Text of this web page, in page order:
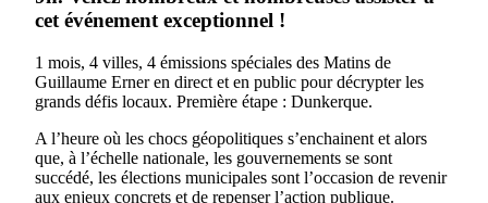
cet événement exceptionnel !
1 mois, 4 villes, 4 émissions spéciales des Matins de
Guillaume Erner en direct et en public pour décrypter les
grands défis locaux. Première étape : Dunkerque.
A l’heure où les chocs géopolitiques s’enchainent et alors
que, à l’échelle nationale, les gouvernements se sont
succédé, les élections municipales sont l’occasion de revenir
aux enjeux concrets et de repenser l’action publique.